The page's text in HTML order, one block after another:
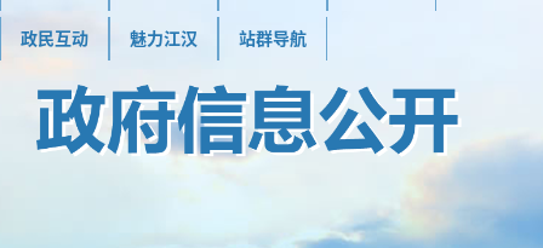
政民互动 魅力江汉 站群导航